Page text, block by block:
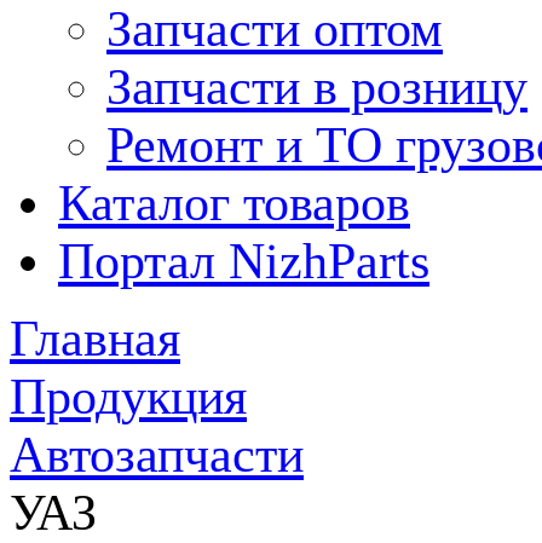
Запчасти оптом
Запчасти в розницу
Ремонт и ТО
Каталог товаров
Портал NizhParts
Главная
Продукция
Автозапчасти
УАЗ